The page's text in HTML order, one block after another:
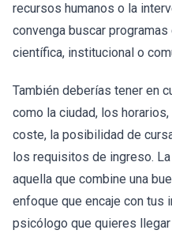
recursos humanos o la
convenga buscar
científica, institucional o
También deberías tener en
como la ciudad, los
coste, la posibilidad de
los requisitos de ingreso.
aquella que combine una
enfoque que encaje con tus
psicólogo que quieres llegar